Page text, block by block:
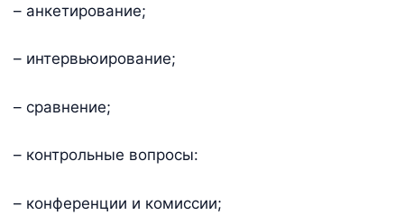
– анкетирование;
– интервьюирование;
– сравнение;
– контрольные вопросы:
– конференции и комиссии;